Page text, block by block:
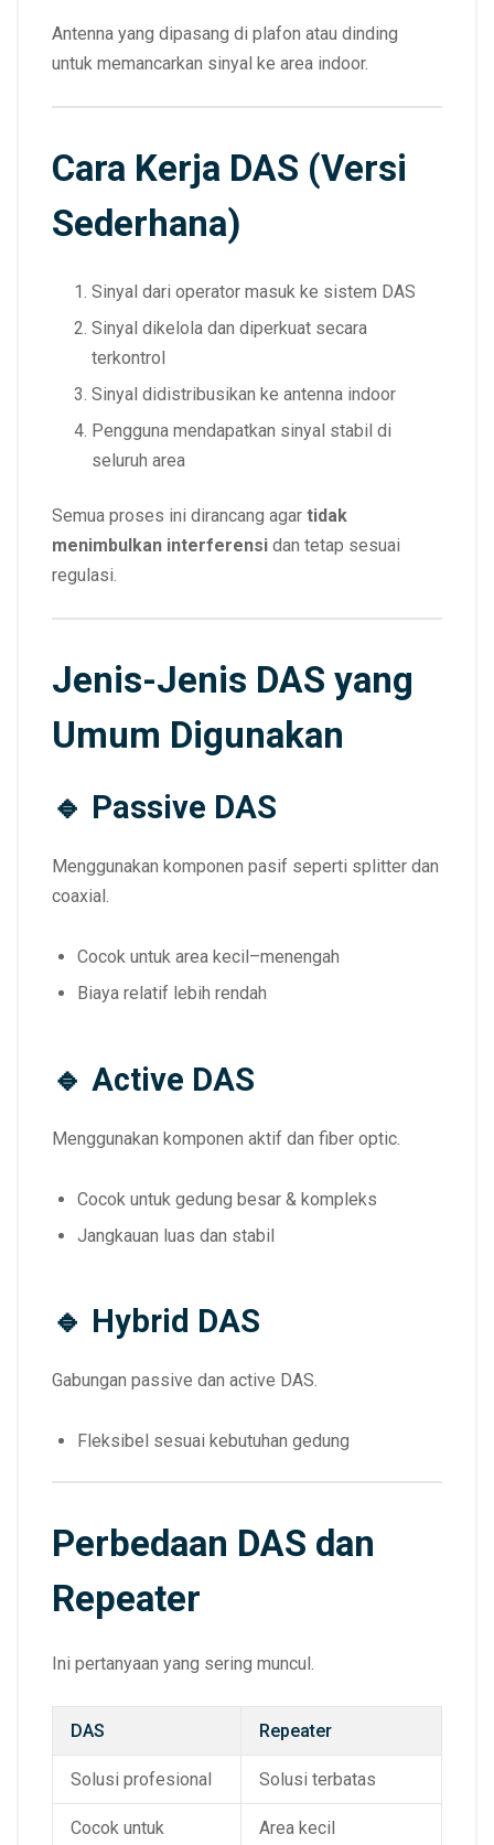
Antenna yang dipasang di plafon atau dinding
untuk memancarkan sinyal ke area indoor.
Cara Kerja DAS (Versi
Sederhana)
Sinyal dari operator masuk ke sistem DAS
Sinyal dikelola dan diperkuat secara
terkontrol
Sinyal didistribusikan ke antenna indoor
Pengguna mendapatkan sinyal stabil di
seluruh area
Semua proses ini dirancang agar tidak
menimbulkan interferensi dan tetap sesuai
regulasi.
Jenis-Jenis DAS yang
Umum Digunakan
🔹 Passive DAS
Menggunakan komponen pasif seperti splitter dan
coaxial.
Cocok untuk area kecil–menengah
Biaya relatif lebih rendah
🔹 Active DAS
Menggunakan komponen aktif dan fiber optic.
Cocok untuk gedung besar & kompleks
Jangkauan luas dan stabil
🔹 Hybrid DAS
Gabungan passive dan active DAS.
Fleksibel sesuai kebutuhan gedung
Perbedaan DAS dan
Repeater
Ini pertanyaan yang sering muncul.
DAS Repeater
Solusi profesional Solusi terbatas
Cocok untuk Area kecil